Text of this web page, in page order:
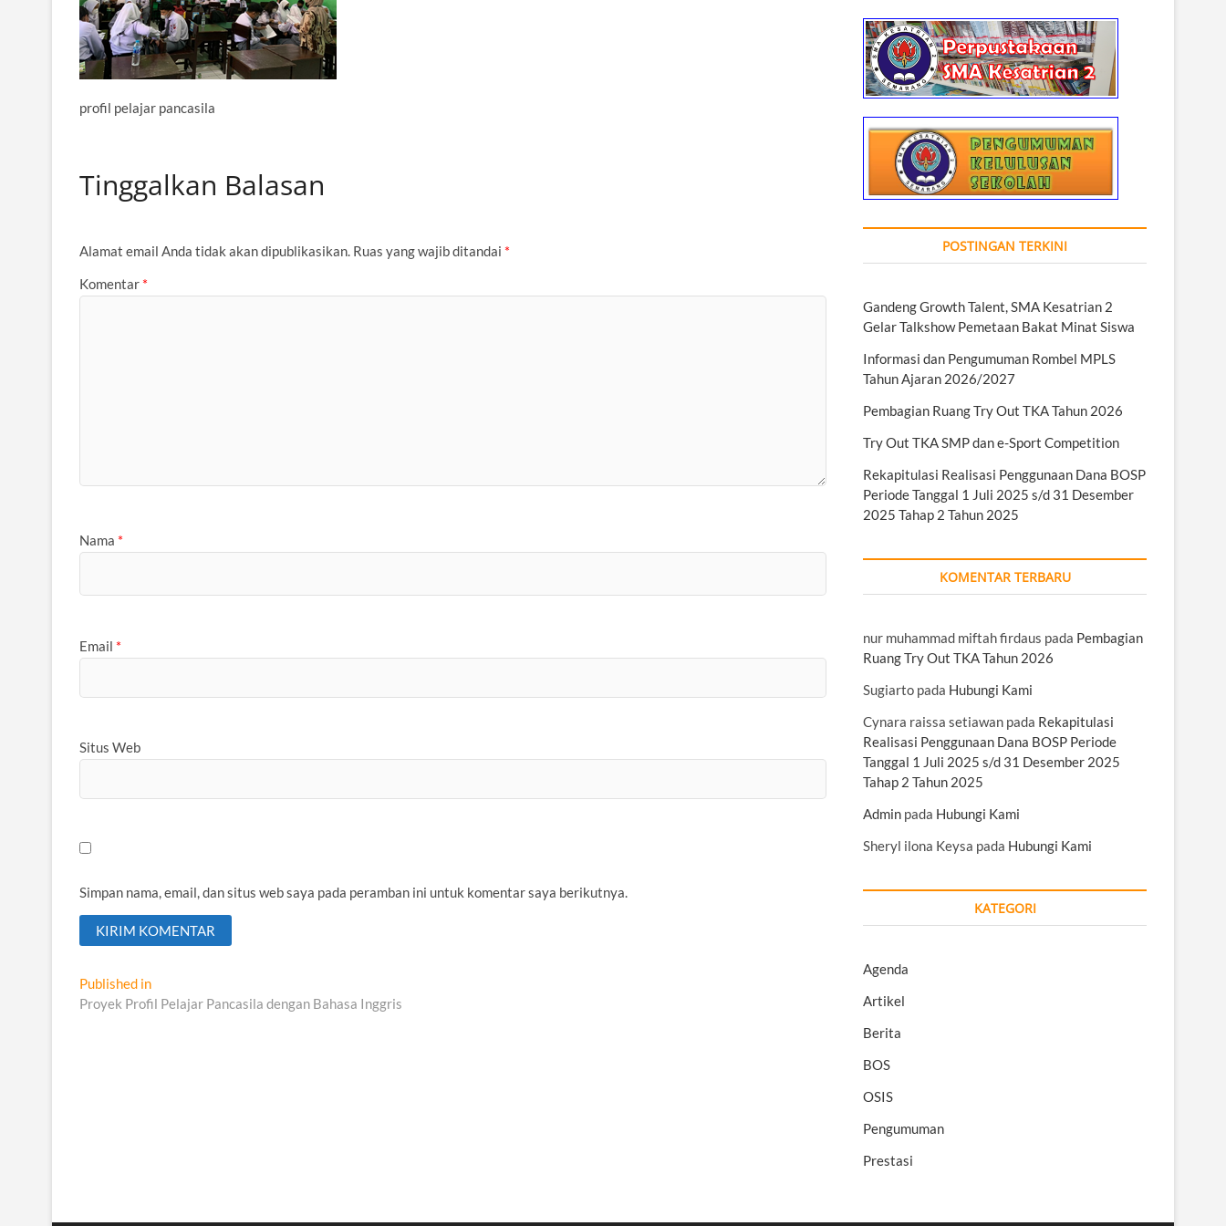
profil pelajar pancasila
Tinggalkan Balasan
Alamat email Anda tidak akan dipublikasikan. Ruas yang wajib ditandai *
Komentar *
Nama *
Email *
Situs Web
Simpan nama, email, dan situs web saya pada peramban ini untuk komentar saya berikutnya.
Navigasi
pos
Published in
Proyek Profil Pelajar Pancasila dengan Bahasa Inggris
POSTINGAN TERKINI
Gandeng Growth Talent, SMA Kesatrian 2
Gelar Talkshow Pemetaan Bakat Minat Siswa
Informasi dan Pengumuman Rombel MPLS
Tahun Ajaran 2026/2027
Pembagian Ruang Try Out TKA Tahun 2026
Try Out TKA SMP dan e-Sport Competition
Rekapitulasi Realisasi Penggunaan Dana BOSP
Periode Tanggal 1 Juli 2025 s/d 31 Desember
2025 Tahap 2 Tahun 2025
KOMENTAR TERBARU
nur muhammad miftah firdaus pada Pembagian
Ruang Try Out TKA Tahun 2026
Sugiarto pada Hubungi Kami
Cynara raissa setiawan pada Rekapitulasi
Realisasi Penggunaan Dana BOSP Periode
Tanggal 1 Juli 2025 s/d 31 Desember 2025
Tahap 2 Tahun 2025
Admin pada Hubungi Kami
Sheryl ilona Keysa pada Hubungi Kami
KATEGORI
Agenda
Artikel
Berita
BOS
OSIS
Pengumuman
Prestasi